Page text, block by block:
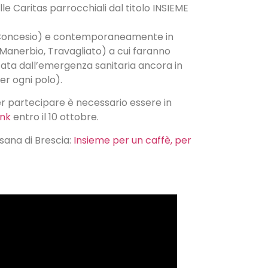
Caritas parrocchiali dal titolo INSIEME
e contemporaneamente in
Travagliato) a cui faranno
dall’emergenza sanitaria ancora in
ogni polo).
partecipare è necessario essere in
entro il 10 ottobre.
di Brescia: Insieme per un caffè, per